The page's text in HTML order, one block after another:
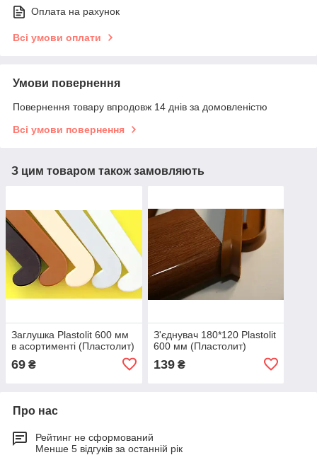
Оплата на рахунок
Всі умови оплати
Умови повернення
Повернення товару впродовж 14 днів за домовленістю
Всі умови повернення
З цим товаром також замовляють
Заглушка Plastolit 600 мм
в асортименті (Пластолит)
69 ₴
З'єднувач 180*120 Plastolit
600 мм (Пластолит)
139₴
Про нас
Рейтинг не сформований
Менше 5 відгуків за останній рік